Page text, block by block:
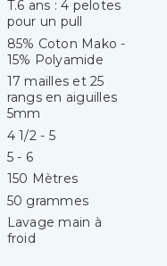
T.6 ans : 4 pelotes
pour un pull
85% Coton Mako -
15% Polyamide
17 mailles et 25
rangs en aiguilles
5mm
4 1/2 - 5
5 - 6
150 Mètres
50 grammes
Lavage main à
froid